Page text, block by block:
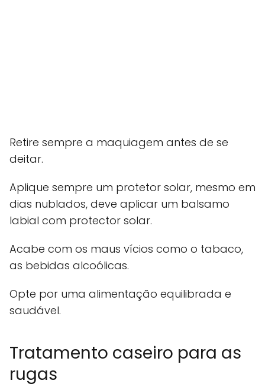
Retire sempre a maquiagem antes de se
deitar.
Aplique sempre um protetor solar, mesmo em
dias nublados, deve aplicar um balsamo
labial com protector solar.
Acabe com os maus vícios como o tabaco,
as bebidas alcoólicas.
Opte por uma alimentação equilibrada e
saudável.
Tratamento caseiro para as
rugas